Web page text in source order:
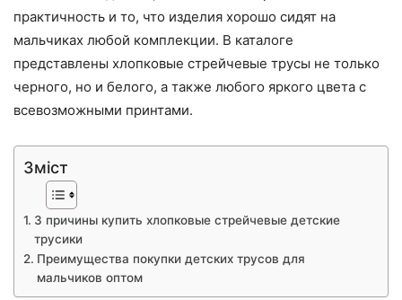
практичность и то, что изделия хорошо сидят на
мальчиках любой комплекции. В каталоге
представлены хлопковые стрейчевые трусы не только
черного, но и белого, а также любого яркого цвета с
всевозможными принтами.
Зміст
3 причины купить хлопковые стрейчевые детские
трусики
Преимущества покупки детских трусов для
мальчиков оптом